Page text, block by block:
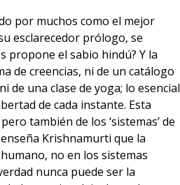
por muchos como el mejor
esclarecedor prólogo, se
propone el sabio hindú? Y la
de creencias, ni de un catálogo
de una clase de yoga; lo esencial
de cada instante. Esta
también de los ‘sistemas’ de
Krishnamurti que la
no en los sistemas
nunca puede ser la